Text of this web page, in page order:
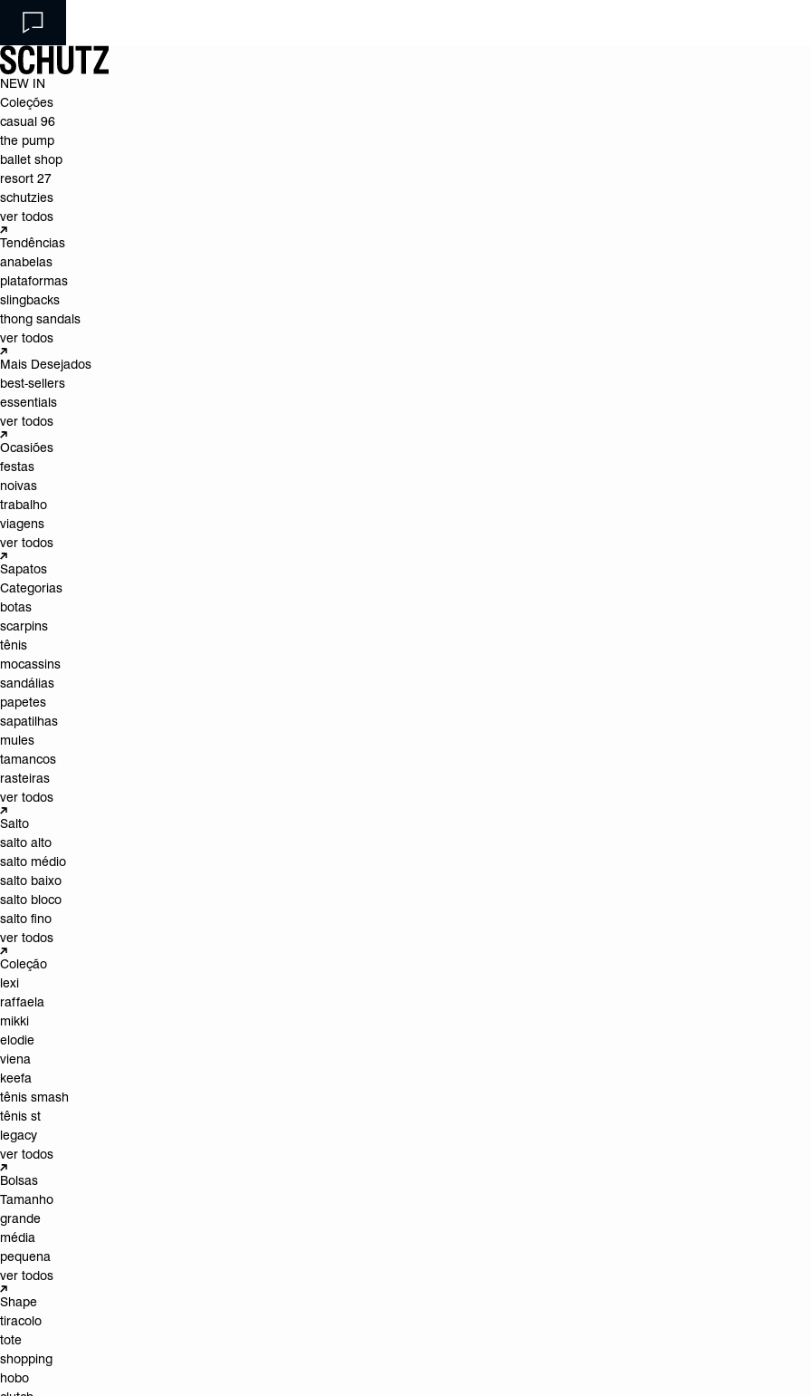
NEW IN
Coleções
casual 96
the pump
ballet shop
resort 27
schutzies
ver todos
Tendências
anabelas
plataformas
slingbacks
thong sandals
ver todos
Mais Desejados
best-sellers
essentials
ver todos
Ocasiões
festas
noivas
trabalho
viagens
ver todos
Sapatos
Categorias
botas
scarpins
tênis
mocassins
sandálias
papetes
sapatilhas
mules
tamancos
rasteiras
ver todos
Salto
salto alto
salto médio
salto baixo
salto bloco
salto fino
ver todos
Coleção
lexi
raffaela
mikki
elodie
viena
keefa
tênis smash
tênis st
legacy
ver todos
Bolsas
Tamanho
grande
média
pequena
ver todos
Shape
tiracolo
tote
shopping
hobo